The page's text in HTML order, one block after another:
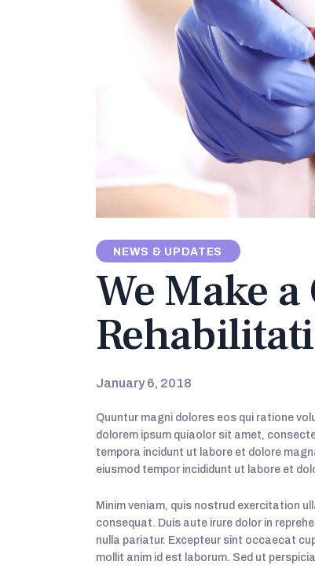
NEWS & UPDATES
We Make
January 6, 2018
Quuntur magni dolores eos qui ratione
dolorem ipsum quiaolor sit amet,
tempora incidunt ut labore et dolore
eiusmod tempor incididunt ut labore et
Minim veniam, quis nostrud exercitation
consequat. Duis aute irure dolor in
nulla pariatur. Excepteur sint occaecat
mollit anim id est laborum. Sed ut